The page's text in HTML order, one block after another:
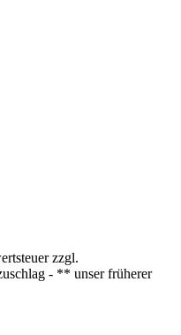
zzgl.
- ** unser früherer